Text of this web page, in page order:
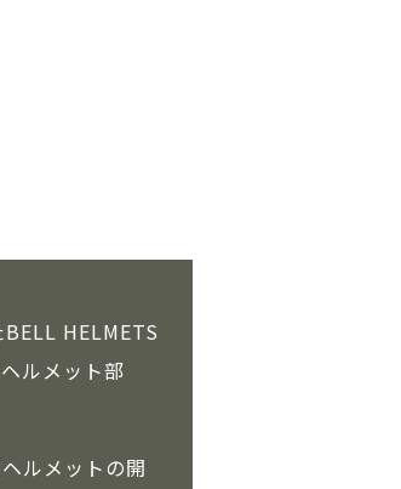
HELMETS
ルメット部
ルメットの開